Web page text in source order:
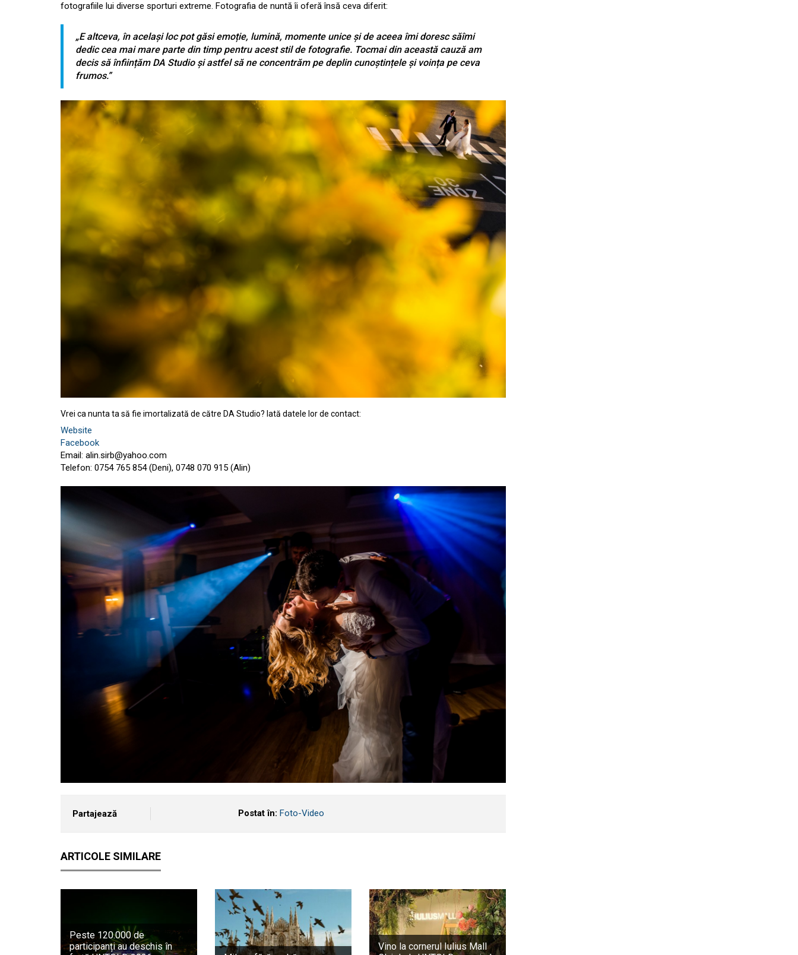
fotografiile lui diverse sporturi extreme. Fotografia de nuntă îi oferă însă ceva diferit:
„E altceva, în același loc pot găsi emoție, lumină, momente unice și de aceea îmi doresc săîmi
dedic cea mai mare parte din timp pentru acest stil de fotografie. Tocmai din această cauză am
decis să înființăm DA Studio și astfel să ne concentrăm pe deplin cunoștințele și voința pe ceva
frumos.”
Vrei ca nunta ta să fie imortalizată de către DA Studio? Iată datele lor de contact:
Website
Facebook
Email: alin.sirb@yahoo.com
Telefon: 0754 765 854 (Deni), 0748 070 915 (Alin)
Partajează Postat în: Foto-Video
ARTICOLE SIMILARE
Peste 120.000 de
participanți au deschis în
Vino la cornerul Iulius Mall